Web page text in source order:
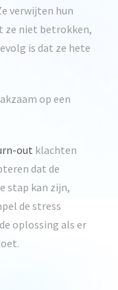
verwijten hun
ze niet betrokken,
is dat ze hete
op een
out klachten
dat de
stap kan zijn,
de stress
oplossing als er